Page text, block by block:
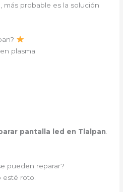
más probable es la solución
plasma
pantalla led en Tlalpan
pueden reparar?
esté roto.